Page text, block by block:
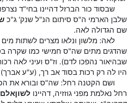
שבסוד כור הברזל דהיינו בחי"ד נצרפו
שלבן הארמי ה"ס סיתום הנ"ל שנק' ג"כ
שם הגדולה לאה.
לאה: מלשון ונלאו מצרים לשתות מים
שהדגים מתים שה"ס חמישי כמו שקרה
שבהיאור נהפכו לדם). וז"ס ועיני לאה
היו לה רק רכות בסוד אב רך, (ע"ע
ושם הקטנה רחל: שה"ס ובורא את
רחל נאלמת מפני גוזזיה, דהיינו לשוןאלם